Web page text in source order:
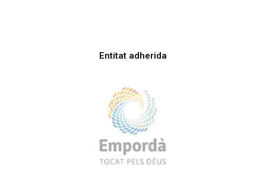
Entitat adherida